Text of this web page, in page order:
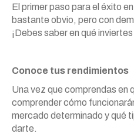
El primer paso para el éxito
bastante obvio, pero con
¡Debes saber en qué
Conoce tus rendimientos
Una vez que comprendas en
comprender cómo
mercado determinado y qué
darte.